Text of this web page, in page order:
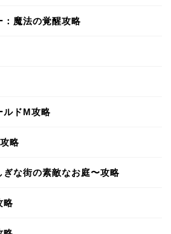
魔法の覚醒攻略
ルドM攻略
略
ぎな街の素敵なお庭〜攻略
略